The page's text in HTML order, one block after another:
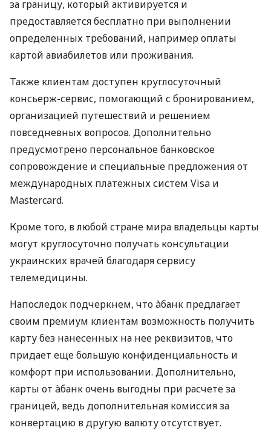
за границу, который активируется и
предоставляется бесплатно при выполнении
определенных требований, например оплаты
картой авиабилетов или проживания.
Также клиентам доступен круглосуточный
консьерж-сервис, помогающий с бронированием,
организацией путешествий и решением
повседневных вопросов. Дополнительно
предусмотрено персональное банковское
сопровождение и специальные предложения от
международных платежных систем Visa и
Mastercard.
Кроме того, в любой стране мира владельцы карты
могут круглосуточно получать консультации
украинских врачей благодаря сервису
телемедицины.
Напоследок подчеркнем, что àбанк предлагает
своим премиум клиентам возможность получить
карту без нанесенных на нее реквизитов, что
придает еще большую конфиденциальность и
комфорт при использовании. Дополнительно,
карты от àбанк очень выгодны при расчете за
границей, ведь дополнительная комиссия за
конвертацию в другую валюту отсутствует.